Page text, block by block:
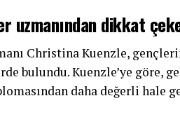
uzmanından dikkat
Christina Kuenzle,
bulundu. Kuenzle’ye göre,
daha değerli hale